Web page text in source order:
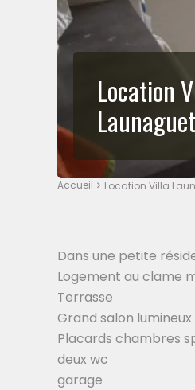
Location
Launaguet
Accueil Location Villa
Dans une petite
Logement au clame
Terrasse
Grand salon
Placards chambres
deux wc
garage